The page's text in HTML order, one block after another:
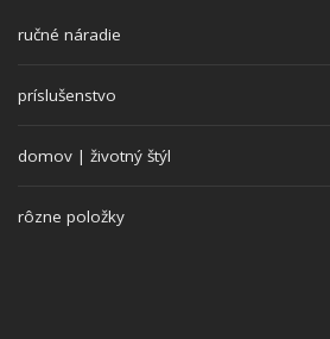
ručné náradie
príslušenstvo
domov | životný štýl
rôzne položky